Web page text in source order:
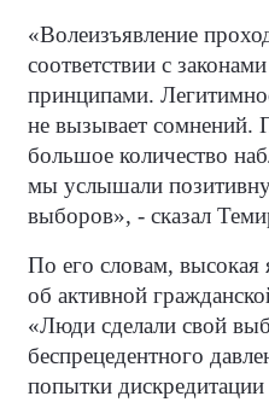
«Волеизъявление
соответствии с
принципами.
не вызывает сомнений.
большое количество
мы услышали
выборов», - сказал
По его словам, высокая
об активной
«Люди сделали свой
беспрецедентного
попытки